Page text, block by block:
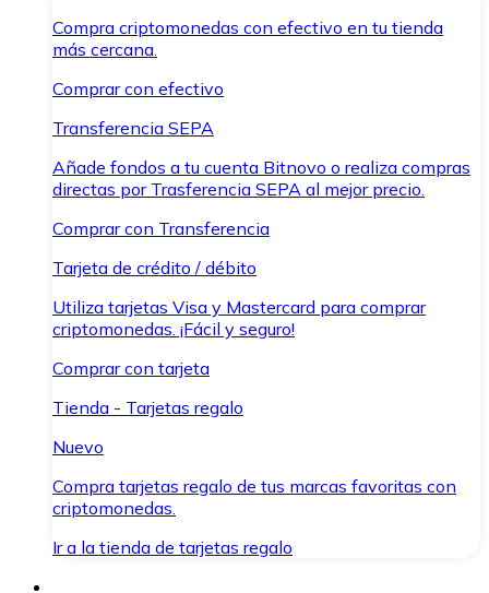
Compra criptomonedas con efectivo en tu tienda
más cercana.
Comprar con efectivo
Transferencia SEPA
Añade fondos a tu cuenta Bitnovo o realiza compras
directas por Trasferencia SEPA al mejor precio.
Comprar con Transferencia
Tarjeta de crédito / débito
Utiliza tarjetas Visa y Mastercard para comprar
criptomonedas. ¡Fácil y seguro!
Comprar con tarjeta
Tienda - Tarjetas regalo
Nuevo
Compra tarjetas regalo de tus marcas favoritas con
criptomonedas.
Ir a la tienda de tarjetas regalo